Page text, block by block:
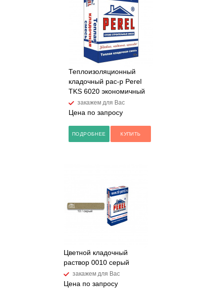
Теплоизоляционный
кладочный рас-р Perel
TKS 6020 экономичный
закажем для Вас
Цена по запросу
ПОДРОБНЕЕ КУПИТЬ
Цветной кладочный
раствор 0010 серый
закажем для Вас
Цена по запросу